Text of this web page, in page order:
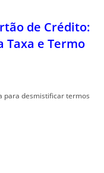
de Crédito:
Taxa e Termo
para desmistificar termos